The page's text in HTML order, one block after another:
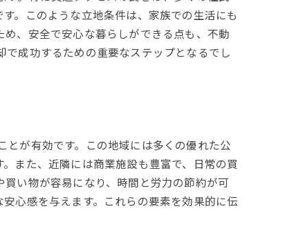
。このような立地条件は、家族での生活にも
、安全で安心な暮らしができる点も、不動
成功するための重要なステップとなるでし
が有効です。この地域には多くの優れた公
また、近隣には商業施設も豊富で、日常の買
い物が容易になり、時間と労力の節約が可
心感を与えます。これらの要素を効果的に伝